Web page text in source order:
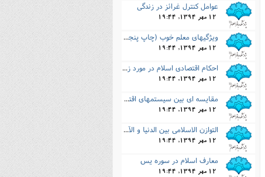
نصیریه (شیعی)
سایر فرق شیعی
عوامل کنترل غرائز در زندگى
12 مهر 1394, 19:44
ویژگیهاى معلم خوب (چاپ پنجم، قم 1376ش، انتشارات اخلاق)
12 مهر 1394, 19:44
احکام اقتصادى اسلام در مورد زمین
12 مهر 1394, 19:44
مقایسه اى بین سیستمهاى اقتصادى (3جلد)
12 مهر 1394, 19:44
التوازن الاسلامى بین الدنیا و الآخره: با همکارى حضرات آیات: سید محسن خرازى، مرحوم ابوالحسن مصلحى (آق
12 مهر 1394, 19:44
معارف اسلام در سوره یس
12 مهر 1394, 19:44